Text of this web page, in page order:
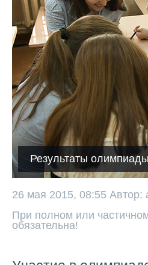
Результаты
26 мая 2015, 08:55 Автор:
При полном или
обязательна!